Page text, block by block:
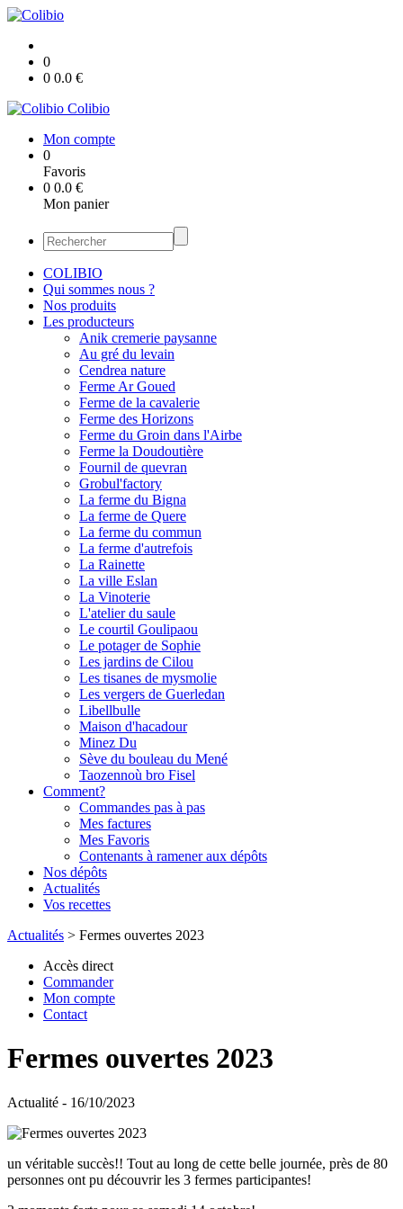
0
0 0.0 €
Colibio
Mon compte
0
Favoris
0 0.0 €
Mon panier
COLIBIO
Qui sommes nous ?
Nos produits
Les producteurs
Anik cremerie paysanne
Au gré du levain
Cendrea nature
Ferme Ar Goued
Ferme de la cavalerie
Ferme des Horizons
Ferme du Groin dans l'Airbe
Ferme la Doudoutière
Fournil de quevran
Grobul'factory
La ferme du Bigna
La ferme de Quere
La ferme du commun
La ferme d'autrefois
La Rainette
La ville Eslan
La Vinoterie
L'atelier du saule
Le courtil Goulipaou
Le potager de Sophie
Les jardins de Cilou
Les tisanes de mysmolie
Les vergers de Guerledan
Libellbulle
Maison d'hacadour
Minez Du
Sève du bouleau du Mené
Taozennoù bro Fisel
Comment?
Commandes pas à pas
Mes factures
Mes Favoris
Contenants à ramener aux dépôts
Nos dépôts
Actualités
Vos recettes
Actualités > Fermes ouvertes 2023
Accès direct
Commander
Mon compte
Contact
Fermes ouvertes 2023
Actualité - 16/10/2023
un véritable succès!! Tout au long de cette belle journée, près de 80
personnes ont pu découvrir les 3 fermes participantes!